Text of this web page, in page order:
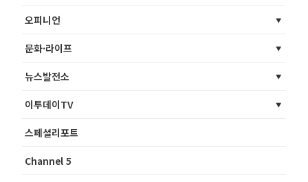
오피니언
문화·라이프
뉴스발전소
이투데이TV
스페셜리포트
Channel 5